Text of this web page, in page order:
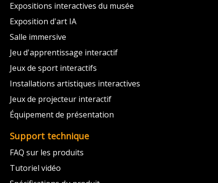
Expositions interactives du musée
Exposition d'art IA
Salle immersive
Jeu d'apprentissage interactif
Jeux de sport interactifs
Installations artistiques interactives
Jeux de projecteur interactif
Équipement de présentation
Support technique
FAQ sur les produits
Tutoriel vidéo